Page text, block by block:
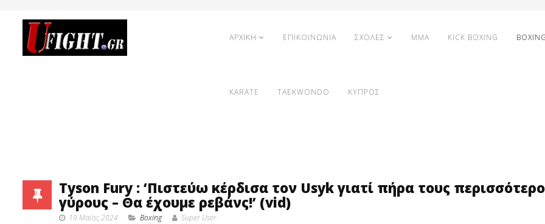
ΑΡΧΙΚΗ ΕΠΙΚΟΙΝΩΝΙΑ ΣΧΟΛΕΣ MMA KICK BOXING
KARATE TAEKWONDO ΚΥΠΡΟΣ
Tyson Fury : ‘Πιστεύω κέρδισα τον Usyk γιατί πήρα τους
γύρους – Θα έχουμε ρεβάνς!’ (vid)
19 Μαϊος 2024 Boxing Super User